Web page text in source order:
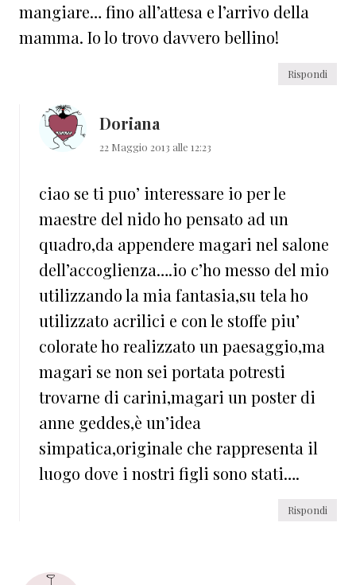
mangiare… fino all’attesa e l’arrivo della
mamma. Io lo trovo davvero bellino!
Rispondi
Doriana
22 Maggio 2013 alle 12:23
ciao se ti puo’ interessare io per le
maestre del nido ho pensato ad un
quadro,da appendere magari nel salone
dell’accoglienza….io c’ho messo del mio
utilizzando la mia fantasia,su tela ho
utilizzato acrilici e con le stoffe piu’
colorate ho realizzato un paesaggio,ma
magari se non sei portata potresti
trovarne di carini,magari un poster di
anne geddes,è un’idea
simpatica,originale che rappresenta il
luogo dove i nostri figli sono stati….
Rispondi